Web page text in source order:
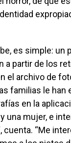
es simple: un
a partir de los
el archivo de
familias le han
en la
una mujer, e
cuenta. “Me